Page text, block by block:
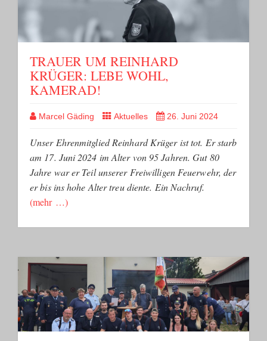
TRAUER UM REINHARD
KRÜGER: LEBE WOHL,
KAMERAD!
Marcel Gäding Aktuelles 26. Juni 2024
Unser Ehrenmitglied Reinhard Krüger ist tot. Er starb
am 17. Juni 2024 im Alter von 95 Jahren. Gut 80
Jahre war er Teil unserer Freiwilligen Feuerwehr, der
er bis ins hohe Alter treu diente. Ein Nachruf.
(mehr …)